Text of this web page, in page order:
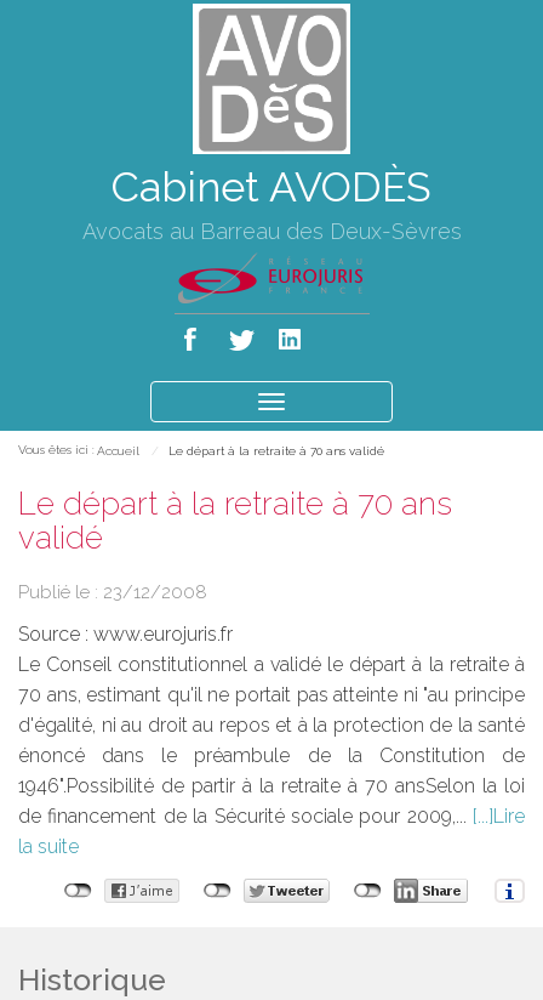
Cabinet AVODÈS
Avocats au Barreau des Deux-Sèvres
le
Vous êtes ici : Accueil Le départ à la retraite à 70 ans validé
Le départ à la retraite à 70 ans
validé
Publié le : 23/12/2008
Source : www.eurojuris.fr
Le Conseil constitutionnel a validé le départ à la retraite à
70 ans, estimant qu'il ne portait pas atteinte ni "au principe
d'égalité, ni au droit au repos et à la protection de la santé
énoncé dans le préambule de la Constitution de
1946".Possibilité de partir à la retraite à 70 ansSelon la loi
de financement de la Sécurité sociale pour 2009,...
Lire
la suite
Historique